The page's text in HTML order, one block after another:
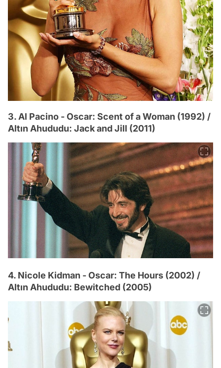
3. Al Pacino - Oscar: Scent of a Woman (1992) /
Altın Ahududu: Jack and Jill (2011)
4. Nicole Kidman - Oscar: The Hours (2002) /
Altın Ahududu: Bewitched (2005)